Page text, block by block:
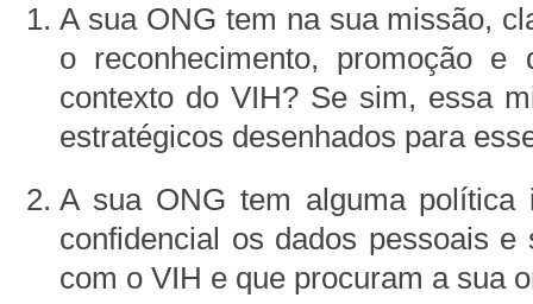
A sua ONG tem na sua missão,
o reconhecimento, promoção
contexto do VIH? Se sim, essa
estratégicos desenhados para
A sua ONG tem alguma política
confidencial os dados pessoais
com o VIH e que procuram a sua